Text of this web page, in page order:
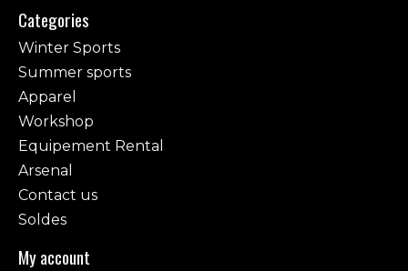
Categories
Winter Sports
Summer sports
Apparel
Workshop
Equipement Rental
Arsenal
Contact us
Soldes
My account